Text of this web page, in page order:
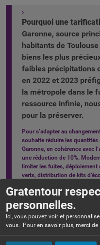
Gratentour
personnelles.
Ici, vous pouvez voir et
vous. Pour en savoir plus, merci de
Pourquoi une
Garonne, source
habitants de
biens les plus
faibles précipitations
en 2022 et 2023
la métropole dans le
ressource infinie,
pour la préserver.
Pour s’adapter au
souhaite réduire les quantités
Garonne, en cohérence avec
une réduction de 10%.
limiter les fuites, déploiement
verts, distribution de kits
d’aménagement sont
Parmi ces mesures, la
réduire les usages de l’eau
attention à sa
cinq mois de l’année où la